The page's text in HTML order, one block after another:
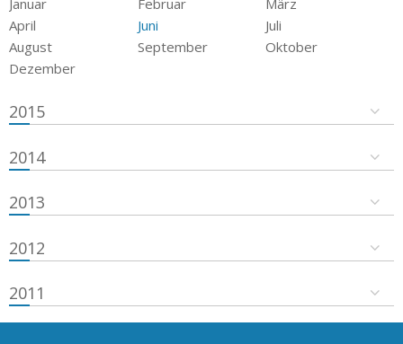
Januar Februar
März
April
Juni
Juli
August
September
Oktober
Dezember
2015
2014
2013
2012
2011